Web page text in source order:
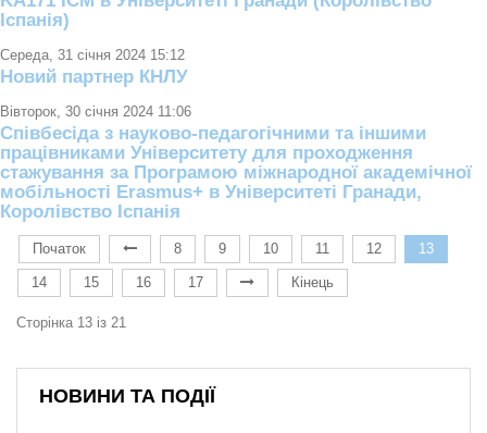
Іспанія)
Середа, 31 січня 2024 15:12
Новий партнер КНЛУ
Вівторок, 30 січня 2024 11:06
Співбесіда з науково-педагогічними та іншими
працівниками Університету для проходження
стажування за Програмою міжнародної академічної
мобільності Erasmus+ в Університеті Гранади,
Королівство Іспанія
Початок 8 9 10 11 12 13
14 15 16 17 Кінець
Сторінка 13 із 21
НОВИНИ ТА ПОДІЇ